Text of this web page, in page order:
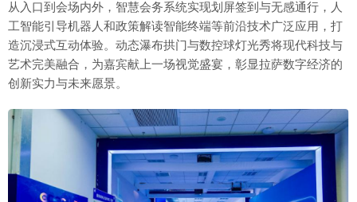
从入口到会场内外，智慧会务系统实现划屏签到与无感通行，人
工智能引导机器人和政策解读智能终端等前沿技术广泛应用，打
造沉浸式互动体验。动态瀑布拱门与数控球灯光秀将现代科技与
艺术完美融合，为嘉宾献上一场视觉盛宴，彰显拉萨数字经济的
创新实力与未来愿景。